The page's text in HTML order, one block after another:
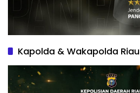
Kapolda & Wakapolda Riau